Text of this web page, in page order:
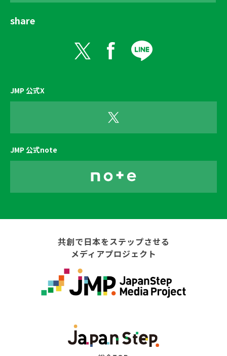
share
JMP 公式X
JMP 公式note
共創で日本をステップさせる
メディアプロジェクト